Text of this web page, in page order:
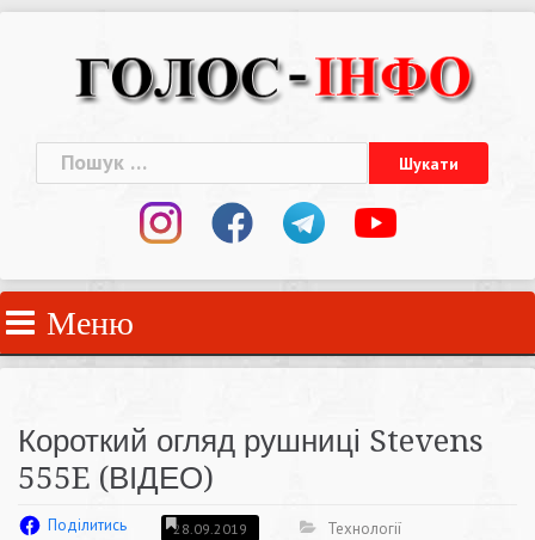
Пошук:
Меню
Короткий огляд рушниці Stevens
555E (ВІДЕО)
Поділитись 28.09.2019 Технології